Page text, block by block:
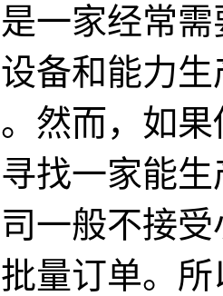
一家经常
备和能力
然而，如
找一家能
一般不接
量订单。